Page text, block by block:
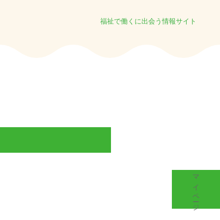
福祉で働くに出会う情報サイト
マイページ